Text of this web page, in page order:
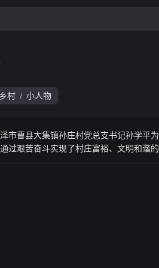
乡村 / 小人物
市曹县大集镇孙庄村党总支书记孙学平
过艰苦奋斗实现了村庄富裕、文明和谐